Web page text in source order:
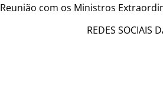
Reunião com os Ministros
REDES SOCIAIS